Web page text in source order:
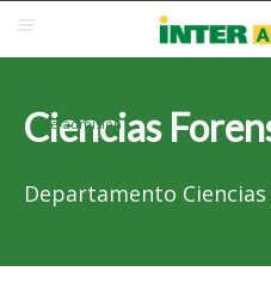
Correo Electrónico
Re-admisión
Ciencias
Departamento